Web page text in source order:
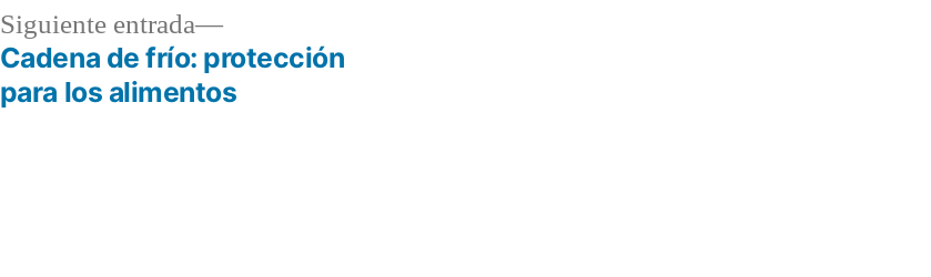
Siguiente entrada
Siguiente
entrada:
Cadena de frío: protección
para los alimentos